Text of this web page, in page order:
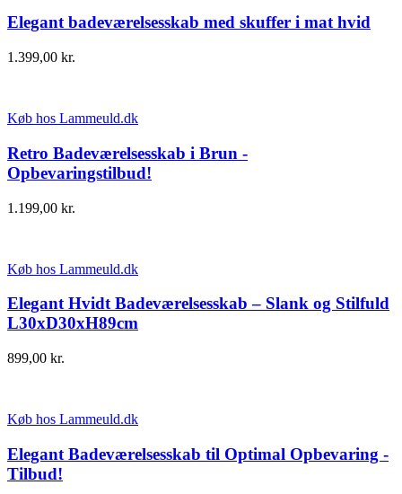
Elegant badeværelsesskab med skuffer i mat hvid
1.399,00 kr.
Køb hos Lammeuld.dk
Retro Badeværelsesskab i Brun -
Opbevaringstilbud!
1.199,00 kr.
Køb hos Lammeuld.dk
Elegant Hvidt Badeværelsesskab – Slank og Stilfuld
L30xD30xH89cm
899,00 kr.
Køb hos Lammeuld.dk
Elegant Badeværelsesskab til Optimal Opbevaring -
Tilbud!